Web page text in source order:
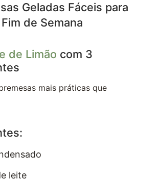
Geladas Fáceis para
de Semana
de Limão com 3
mais práticas que
leite